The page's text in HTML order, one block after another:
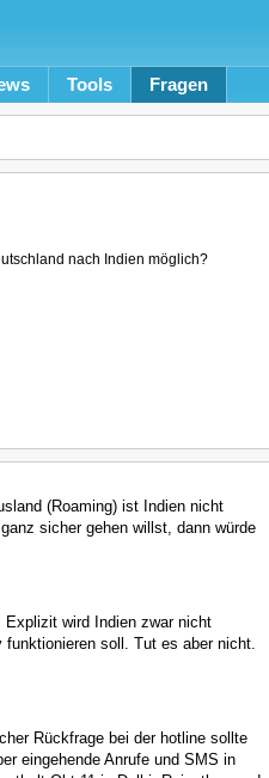
Tools Fragen
nach Indien möglich?
(Roaming) ist Indien nicht
sicher gehen willst, dann würde
Explizit wird Indien zwar nicht
soll. Tut es aber nicht.
Rückfrage bei der hotline sollte
eingehende Anrufe und SMS in